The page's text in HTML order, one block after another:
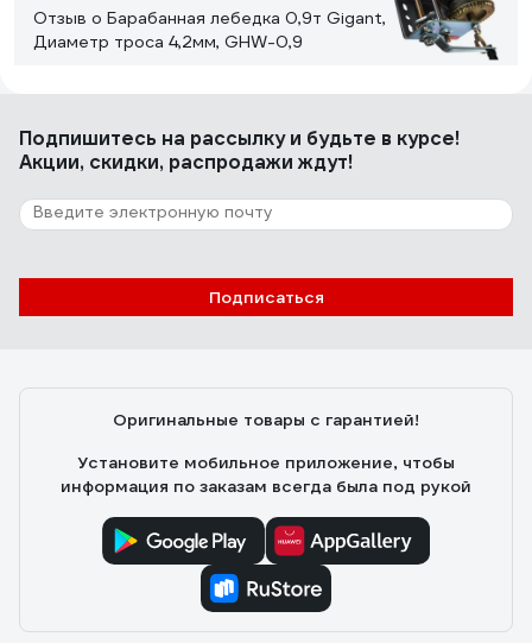
всякий пожарный и не выкидываю, пока она совсем не
развалилась. В общем вывод таков: если ничего
взять. Но особых надежд на нее возлагать не стоит.
Отзыв о Барабанная лебедка 0,9т Gigant,
Диаметр троса 4,2мм, GHW-0,9
Работает
7 отзывов
Inforce TRT1101C 04-04-05
Подпишитесь на рассылкуи будьте в курсе!
Акции, скидки, распродажи ждут!
Подписаться
Оригинальные товары с гарантией!
Установите мобильное приложение, чтобы
информация по заказам всегда была под рукой